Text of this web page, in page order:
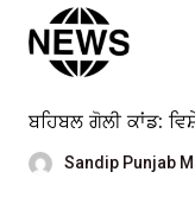
ਬਹਿਬਲ ਗੋਲੀ ਕਾਂਡ:
Sandip Punjab